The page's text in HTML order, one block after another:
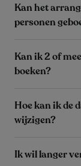
Kan het
personen
Kan ik 2 of
boeken?
Hoe kan ik de
wijzigen?
Ik wil langer